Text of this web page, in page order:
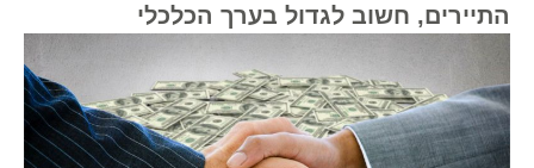
התיירים, חשוב לגדול בערך הכלכלי